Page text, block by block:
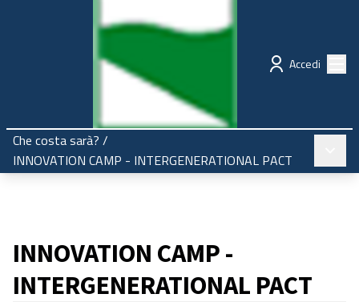
Regione Emilia-Romagna Partecipazione
Accedi
Che costa sarà? /
INNOVATION CAMP - INTERGENERATIONAL PACT
INNOVATION CAMP -
INTERGENERATIONAL PACT